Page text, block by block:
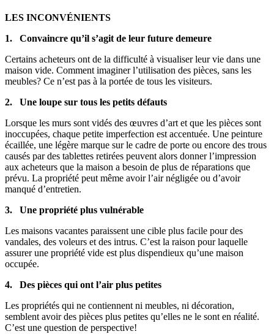
LES INCONVÉNIENTS
1. Convaincre qu’il s’agit de leur future demeure
Certains acheteurs ont de la difficulté à visualiser leur vie dans une
maison vide. Comment imaginer l’utilisation des pièces, sans les
meubles? Ce n’est pas à la portée de tous les visiteurs.
2. Une loupe sur tous les petits défauts
Lorsque les murs sont vidés des œuvres d’art et que les pièces sont
inoccupées, chaque petite imperfection est accentuée. Une peinture
écaillée, une légère marque sur le cadre de porte ou encore des trous
causés par des tablettes retirées peuvent alors donner l’impression
aux acheteurs que la maison a besoin de plus de réparations que
prévu. La propriété peut même avoir l’air négligée ou d’avoir
manqué d’entretien.
3. Une propriété plus vulnérable
Les maisons vacantes paraissent une cible plus facile pour des
vandales, des voleurs et des intrus. C’est la raison pour laquelle
assurer une propriété vide est plus dispendieux qu’une maison
occupée.
4. Des pièces qui ont l’air plus petites
Les propriétés qui ne contiennent ni meubles, ni décoration,
semblent avoir des pièces plus petites qu’elles ne le sont en réalité.
C’est une question de perspective!